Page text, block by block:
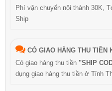
Phí vận chuyển nội thành 30K,
Ship
CÓ GIAO HÀNG THU TIỀN
Có giao hàng thu tiền "SHIP
dụng giao hàng thu tiền ở Tỉnh